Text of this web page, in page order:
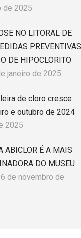
de 2025
NO LITORAL DE
PREVENTIVAS
DE HIPOCLORITO
janeiro de 2025
de cloro cresce
e outubro de 2024
2025
ABICLOR É A MAIS
DO MUSEU
de novembro de